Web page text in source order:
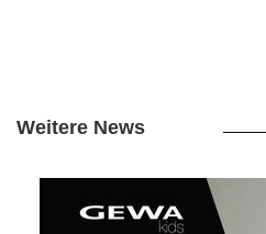
Weitere News